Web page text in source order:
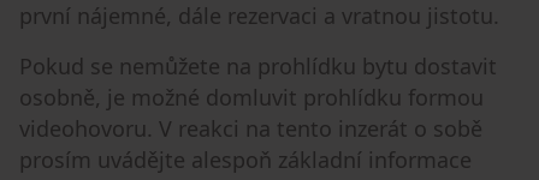
první nájemné, dále rezervaci a vratnou jistotu.
Pokud se nemůžete na prohlídku bytu dostavit
osobně, je možné domluvit prohlídku formou
videohovoru. V reakci na tento inzerát o sobě
prosím uvádějte alespoň základní informace